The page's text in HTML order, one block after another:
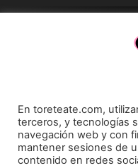
Toreteate Ⓒ 2023. Todos los
expresa por escrito.
En toreteate.com,
terceros, y tecnologías
navegación web y con
mantener sesiones de
contenido en redes